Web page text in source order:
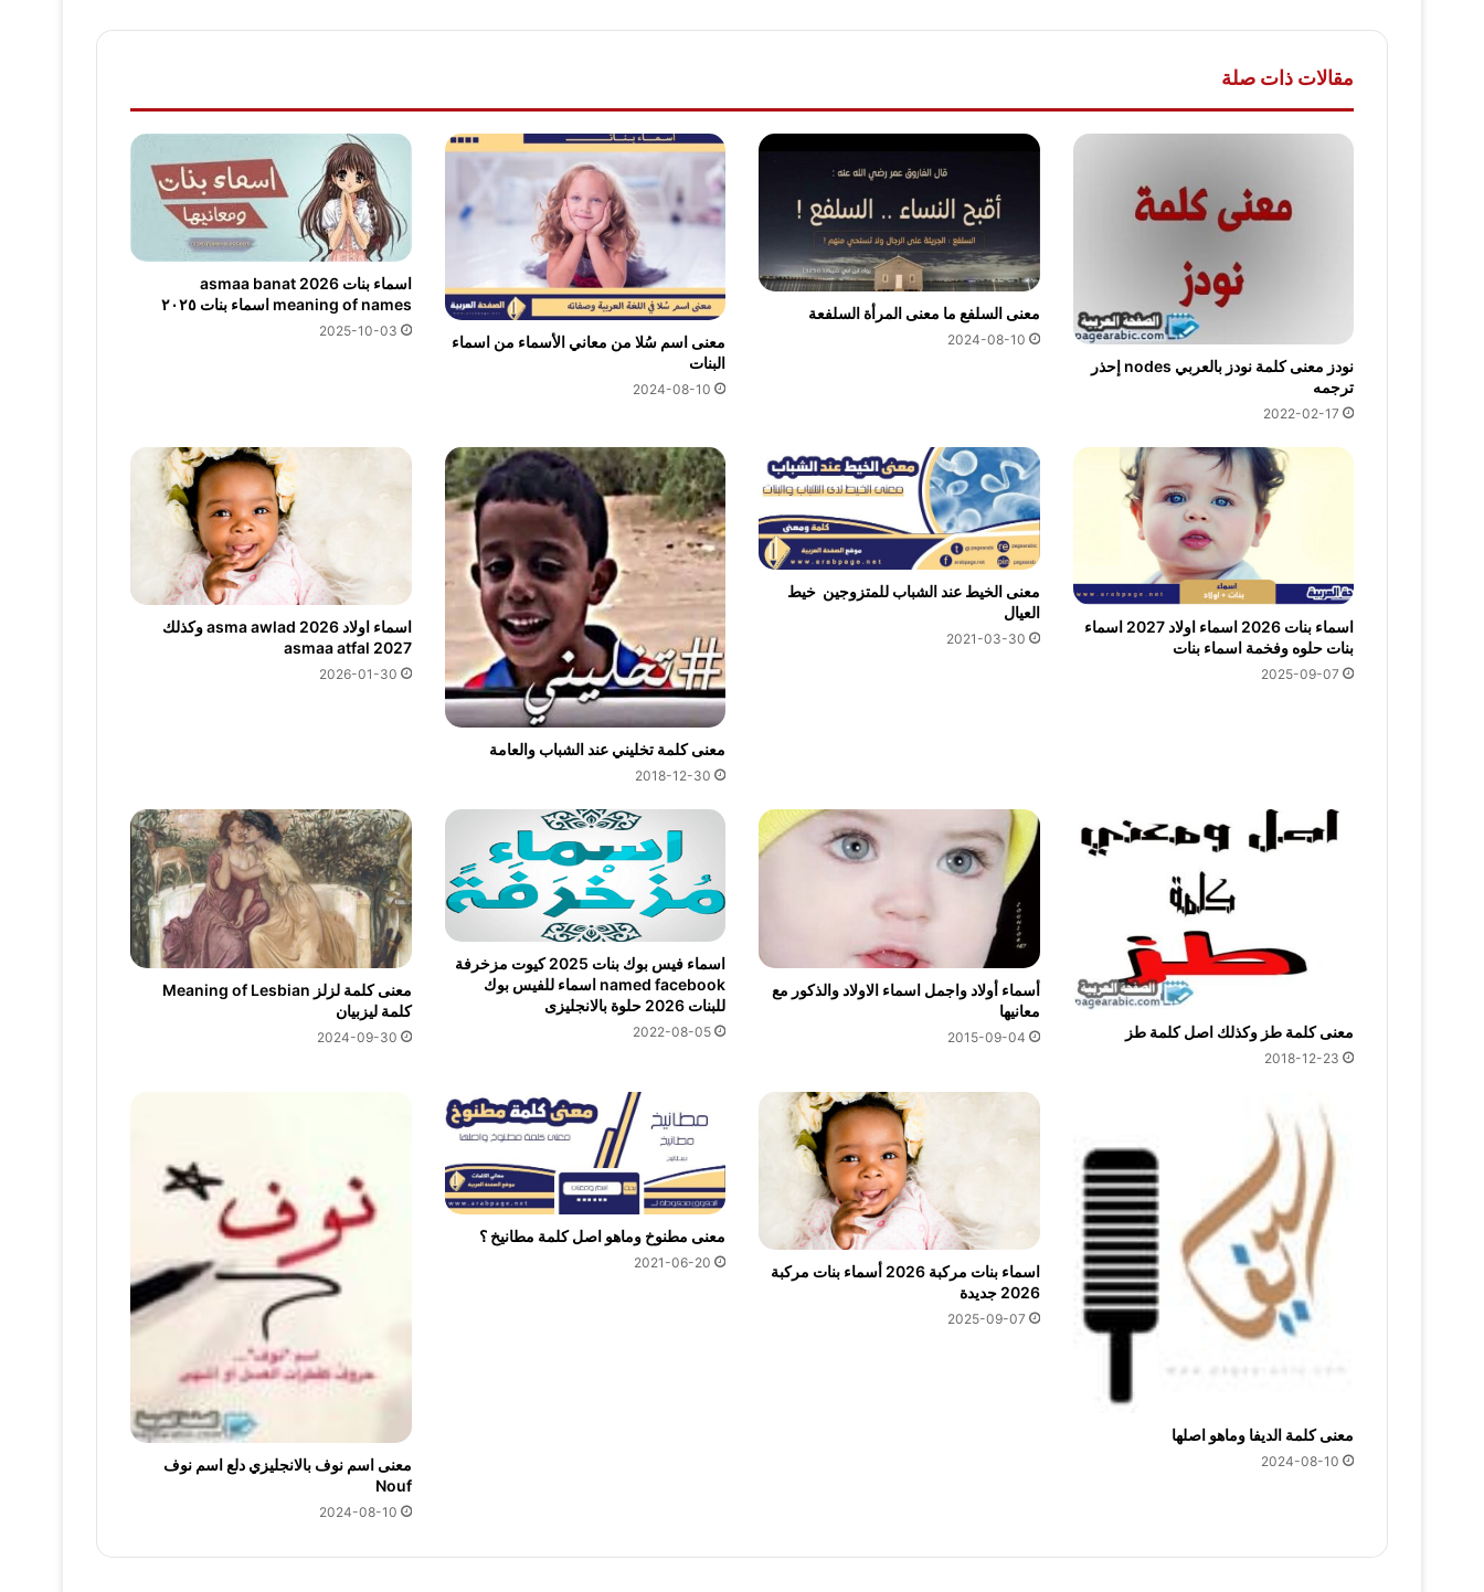
مقالات ذات صلة
نودز معنى كلمة نودز بالعربي nodes إحذر
ترجمه
2022-02-17
معنى السلفع ما معنى المرأة السلفعة
2024-08-10
معنى اسم سُلا من معاني الأسماء من اسماء
البنات
2024-08-10
اسماء بنات 2026 asmaa banat
meaning of names اسماء بنات ٢٠٢٥
2025-10-03
اسماء بنات 2026 اسماء اولاد 2027 اسماء
بنات حلوه وفخمة اسماء بنات
2025-09-07
معنى الخيط عند الشباب للمتزوجين خيط
العيال
2021-03-30
معنى كلمة تخليني عند الشباب والعامة
2018-12-30
اسماء اولاد 2026 asma awlad وكذلك
asmaa atfal 2027
2026-01-30
معنى كلمة طز وكذلك اصل كلمة طز
2018-12-23
أسماء أولاد واجمل اسماء الاولاد والذكور مع
معانيها
2015-09-04
اسماء فيس بوك بنات 2025 كيوت مزخرفة
named facebook اسماء للفيس بوك
للبنات 2026 حلوة بالانجليزى
2022-08-05
معنى كلمة لزلز Meaning of Lesbian
كلمة ليزبيان
2024-09-30
معنى كلمة الديفا وماهو اصلها
2024-08-10
اسماء بنات مركبة 2026 أسماء بنات مركبة
2026 جديدة
2025-09-07
معنى مطنوخ وماهو اصل كلمة مطانيخ ؟
2021-06-20
معنى اسم نوف بالانجليزي دلع اسم نوف
Nouf
2024-08-10